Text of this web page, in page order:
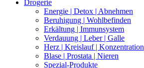
Drogerie
Energie | Detox | Abnehmen
Beruhigung | Wohlbefinden
Erkältung | Immunsystem
Verdauung | Leber | Galle
Herz | Kreislauf | Konzentration
Blase | Prostata | Nieren
Spezial-Produkte